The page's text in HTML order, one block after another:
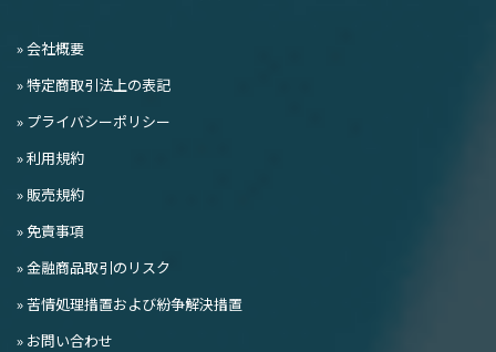
» 会社概要
» 特定商取引法上の表記
» プライバシーポリシー
» 利用規約
» 販売規約
» 免責事項
» 金融商品取引のリスク
» 苦情処理措置および紛争解決措置
» お問い合わせ